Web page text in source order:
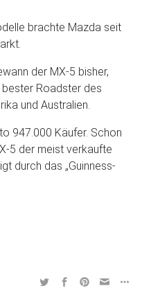
brachte Mazda seit
der MX-5 bisher,
Roadster des
und Australien.
947.000 Käufer. Schon
5 der meist verkaufte
durch das „Guinness-